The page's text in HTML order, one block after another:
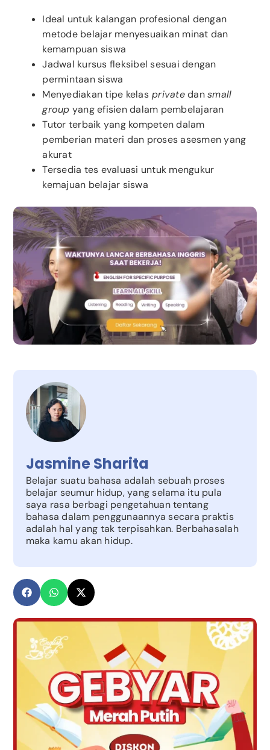
Ideal untuk kalangan profesional dengan
metode belajar menyesuaikan minat dan
kemampuan siswa
Jadwal kursus fleksibel sesuai dengan
permintaan siswa
Menyediakan tipe kelasprivatedansmall
group yang efisien dalam pembelajaran
Tutor terbaik yang kompeten dalam
pemberian materi dan proses asesmen yang
akurat
Tersedia tes evaluasi untuk mengukur
kemajuan belajar siswa
Jasmine Sharita
Belajar suatu bahasa adalah sebuah proses
belajar seumur hidup, yang selama itu pula
saya rasa berbagi pengetahuan tentang
bahasa dalam penggunaannya secara praktis
adalah hal yang tak terpisahkan. Berbahasalah
maka kamu akan hidup.